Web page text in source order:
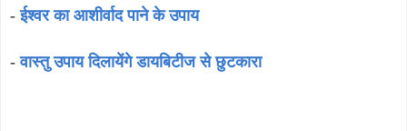
-ईश्वर का आशीर्वाद पाने के उपाय
-वास्तु उपाय दिलायेंगे डायबिटीज से छुटकारा